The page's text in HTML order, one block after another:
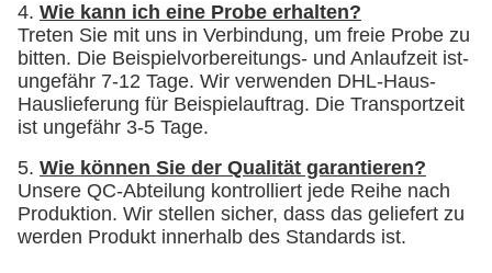
4. Wie kann ich eine Probe erhalten?
Treten Sie mit uns in Verbindung, um freie Probe zu
bitten. Die Beispielvorbereitungs- und Anlaufzeit ist-
ungefähr 7-12 Tage. Wir verwenden DHL-Haus-
Hauslieferung für Beispielauftrag. Die Transportzeit
ist ungefähr 3-5 Tage.
5. Wie können Sie der Qualität garantieren?
Unsere QC-Abteilung kontrolliert jede Reihe nach
Produktion. Wir stellen sicher, dass das geliefert zu
werden Produkt innerhalb des Standards ist.